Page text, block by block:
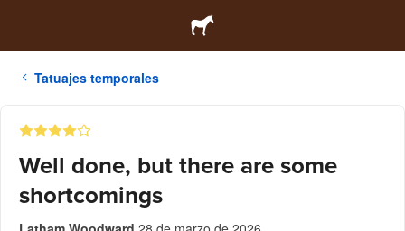
Tatuajes temporales
Well done, but there are some
shortcomings